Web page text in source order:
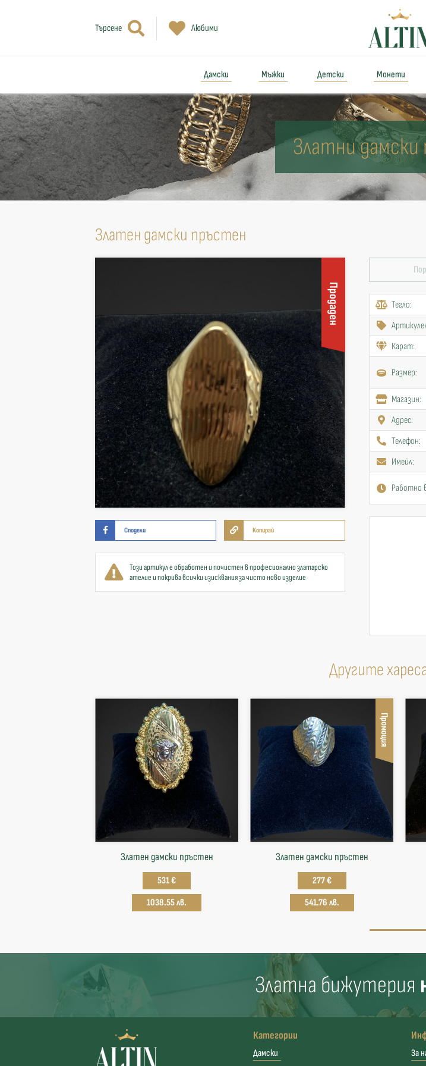
Търсене Любими
Дамски Мъжки Детски Монети
Златни
Златен дамски пръстен
Продаден
Сподели Копирай
Този артикул е обработен и почистен в професионално златарско
ателие и покрива всички изисквания за чисто ново изделие
Тегло:
Карат:
Размер:
Mагазин:
Адрес:
Телефон:
Имейл:
Работно
Другите
Златен дамски пръстен
531 €
1038.55 лв.
Промоция
Златен дамски пръстен
277 €
541.76 лв.
Златна бижутерия
Категории
Дамски
За